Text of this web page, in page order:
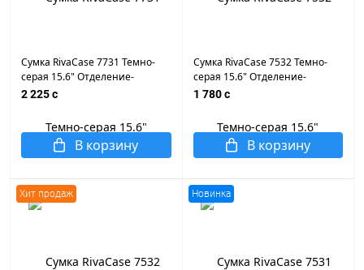
Сумка RivaCase 7731 Темно-
серая 15.6" Отделение-
органайзер, карман для
2 225 c
В корзину
Сумка RivaCase 7532 Темно-
серая 15.6" Отделение-
органайзер, карман для
1 780 c
В корзину
Хит продаж Новинка